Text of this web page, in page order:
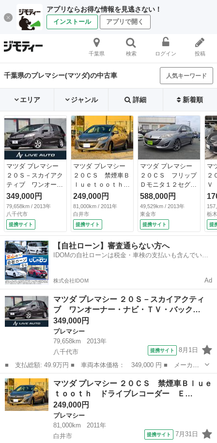
アプリならお得な情報を見逃さない！
インストール アプリで開く
千葉県 検索 ログイン 投稿
千葉県のプレマシー(マツダ)の中古車 人気キーワード
エリア ジャンル 詳細 新着順
マツダ プレマシー
２０Ｓ－スカイアク
ティブ ワンオーナ
ー・ナビ・ＴＶ・バ
ックカメラ・両側電
動スライドドア・Ｅ
ＴＣ・ドライブレコ
ーダー・１００Ｖ電
源・オートエアコ
ン・ＨＩＤヘッドラ
イト・スマートキ
ー・純正１５インチ
アルミ・３列シート
（なし）
349,000円
79,658km / 2013年
八千代市
提携サイト
マツダ プレマシー
２０ＣＳ 禁煙車Ｂ
ｌｕｅｔｏｏｔｈ
ドライブレコーダ
ー ＥＴＣ バック
カメラ ナビ Ｔ
Ｖ 両側スライド・
片側電動 スマート
キー ３列シート
ＡＴ ミュージック
プレイヤー接続
ィ ＡＢＳ エアコ
249,000円
81,000km / 2011年
白井市
提携サイト
マツダ プレマシー
２０ＣＳ フリップ
Ｄモニタ１２セグＭ
ナビＢカメ左Ａドア
ＥＴＣキーフリー
（車検整備付）
588,000円
49,529km / 2013年
東金市
提携サイト
マ
２
Ｖ
ア
リ
ー
ル
ク
突
栃
提
【自社ローン】審査通らない方へ
IDOMの自社ローンは税金・車検の支払いも含んでいる
株式会社IDOM Ad
マツダ プレマシー ２０Ｓ－スカイアクティ
ブ ワンオーナー・ナビ・ＴＶ・バック…
349,000円
プレマシー
79,658km
2013年
八千代市
提携サイト 8月1日
■ 支払総額: 49.9万円 ■ 車両本体価格： 349,000 円 ■ メーカー
名： マツダ ■ 車種名： プレマシー ■ グレード名： ２０Ｓ－
スカイアクティブ ワンオーナー・ナビ・ＴＶ・バックカメラ・両側
電動スライド...
千葉 八千代市 プレマシー
マツダ プレマシー ２０ＣＳ 禁煙車Ｂｌｕｅ
ｔｏｏｔｈ ドライブレコーダー Ｅ…
249,000円
プレマシー
81,000km
2011年
白井市
提携サイト 7月31日